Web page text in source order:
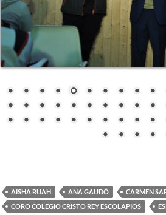
AISHA RUAH ANA GAUDÓ CARMEN
CORO COLEGIO CRISTO REY ESCOLAPIOS